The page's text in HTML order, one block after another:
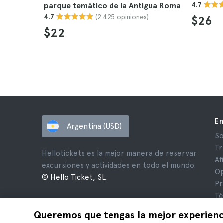
parque temático de la Antigua Roma
4.7 (2.425 opiniones)
$22
4.7
$26
Queremos que tengas la mejor
Argentina (USD)
Hellotickets es la mejor manera de reservar
excursiones y actividades en todo el mundo.
© Hello Ticket, SL.